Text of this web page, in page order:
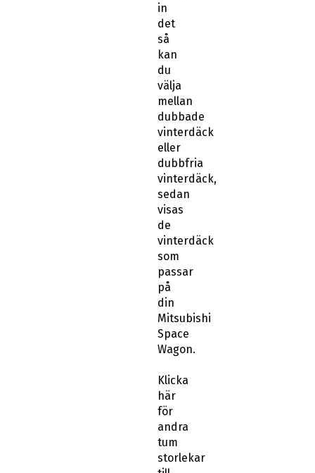
in
det
så
kan
du
välja
mellan
dubbade
vinterdäck
eller
dubbfria
vinterdäck,
sedan
visas
de
vinterdäck
som
passar
på
din
Mitsubishi
Space
Wagon.
Klicka
här
för
andra
tum
storlekar